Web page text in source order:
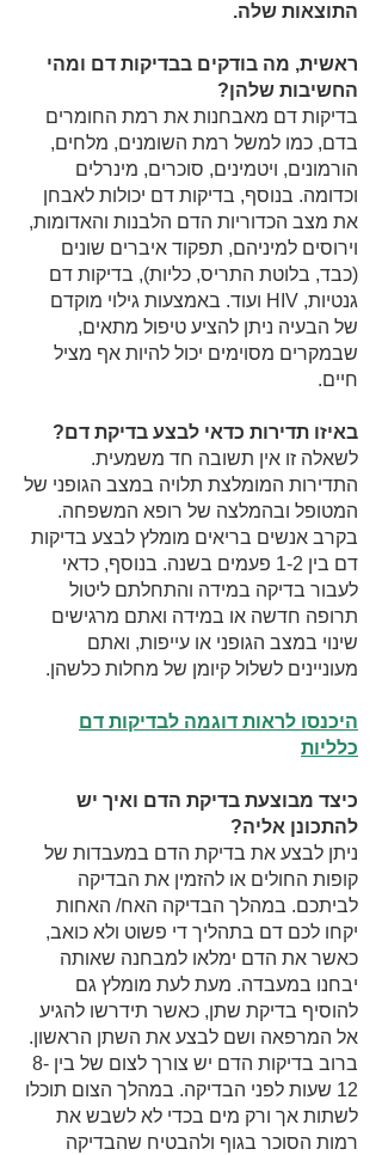
התוצאות שלה.
ראשית, מה בודקים בבדיקות דם ומהי
החשיבות שלהן?
בדיקות דם מאבחנות את רמת החומרים
בדם, כמו למשל רמת השומנים, מלחים,
הורמונים, ויטמינים, סוכרים, מינרלים
וכדומה. בנוסף, בדיקות דם יכולות לאבחן
את מצב הכדוריות הדם הלבנות והאדומות,
וירוסים למיניהם, תפקוד איברים שונים
(כבד, בלוטת התריס, כליות), בדיקות דם
גנטיות, HIV ועוד. באמצעות גילוי מוקדם
של הבעיה ניתן להציע טיפול מתאים,
שבמקרים מסוימים יכול להיות אף מציל
חיים.
באיזו תדירות כדאי לבצע בדיקת דם?
לשאלה זו אין תשובה חד משמעית.
התדירות המומלצת תלויה במצב הגופני של
המטופל ובהמלצה של רופא המשפחה.
בקרב אנשים בריאים מומלץ לבצע בדיקות
דם בין 1-2 פעמים בשנה. בנוסף, כדאי
לעבור בדיקה במידה והתחלתם ליטול
תרופה חדשה או במידה ואתם מרגישים
שינוי במצב הגופני או עייפות, ואתם
מעוניינים לשלול קיומן של מחלות כלשהן.
היכנסו לראות דוגמה לבדיקות דם
כלליות
כיצד מבוצעת בדיקת הדם ואיך יש
להתכונן אליה?
ניתן לבצע את בדיקת הדם במעבדות של
קופות החולים או להזמין את הבדיקה
לביתכם. במהלך הבדיקה האח/ האחות
יקחו לכם דם בתהליך די פשוט ולא כואב,
כאשר את הדם ימלאו למבחנה שאותה
יבחנו במעבדה. מעת לעת מומלץ גם
להוסיף בדיקת שתן, כאשר תידרשו להגיע
אל המרפאה ושם לבצע את השתן הראשון.
ברוב בדיקות הדם יש צורך לצום של בין 8-
12 שעות לפני הבדיקה. במהלך הצום תוכלו
לשתות אך ורק מים בכדי לא לשבש את
רמות הסוכר בגוף ולהבטיח שהבדיקה